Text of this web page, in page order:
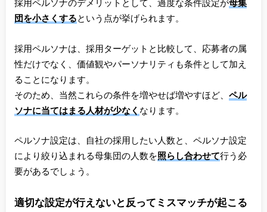
採用ペルソナのデメリットとして、過度な条件設定が母集
団を小さくするという点が挙げられます。
採用ペルソナは、採用ターゲットと比較して、応募者の属
性だけでなく、価値観やパーソナリティも条件として加え
ることになります。
そのため、当然これらの条件を増やせば増やすほど、 ペル
ソナに当てはまる人材が少なく なります。
ペルソナ設定は、自社の採用したい人数と、ペルソナ設定
により絞り込まれる母集団の人数を照らし合わせて行う必
要があるでしょう。
適切な設定が行えないと反ってミスマッチが起こる